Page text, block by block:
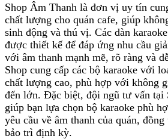
Shop Âm Thanh là đơn vị uy tín
chất lượng cho quán cafe, giúp
sinh động và thú vị. Các dàn
được thiết kế để đáp ứng nhu cầu
với âm thanh mạnh mẽ, rõ ràng và
Shop cung cấp các bộ karaoke với
chất lượng cao, phù hợp với không
đến lớn. Đặc biệt, đội ngũ tư vấn tại
giúp bạn lựa chọn bộ karaoke phù
yêu cầu về âm thanh của quán,
bảo trì định kỳ.